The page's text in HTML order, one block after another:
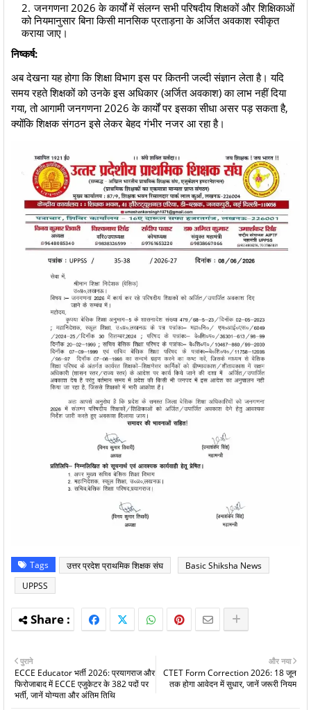
​जनगणना 2026 के कार्यों में संलग्न सभी परिषदीय शिक्षकों और शिक्षिकाओं
को नियमानुसार बिना किसी मानसिक प्रताड़ना के अर्जित अवकाश स्वीकृत
कराया जाए।
निष्कर्ष:
अब देखना यह होगा कि शिक्षा विभाग इस पर कितनी जल्दी संज्ञान लेता है। यदि
समय रहते शिक्षकों को उनके इस अधिकार (अर्जित अवकाश) का लाभ नहीं दिया
गया, तो आगामी जनगणना 2026 के कार्यों पर इसका सीधा असर पड़ सकता है,
क्योंकि शिक्षक संगठन इसे लेकर बेहद गंभीर नजर आ रहा है।
Tags उत्तर प्रदेश प्राथमिक शिक्षक संघ
Basic Shiksha News
UPPSS
और नया
CTET Form Correction 2026: 18 जून
तक होगा आवेदन में सुधार, जानें जरूरी नियम
पुराने
ECCE Educator भर्ती 2026: प्रयागराज और
फिरोजाबाद में ECCE एजुकेटर के 382 पदों पर
भर्ती, जानें योग्यता और अंतिम तिथि